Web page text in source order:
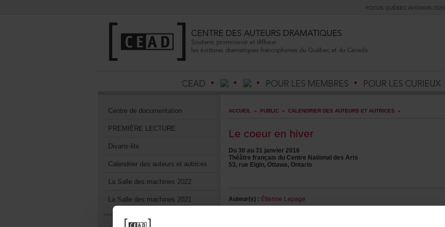
FOCUSQUÉBECAVIGNON2026
Centrededocumentation
PREMIÈRELECTURE
Divans-lits
Calendrierdesauteursetautrices
LaSalledesmachines2022
LaSalledesmachines2021
ACCUEIL » PUBLIC» CALENDRIERDESAUTEURSETAUTRICES »
Lecoeurenhiver
Du30au31janvier2016
ThéâtrefrançaisduCentreNationaldesArts
53,rueElgin,Ottawa,Ontario
Auteur(s): ÉtienneLepage